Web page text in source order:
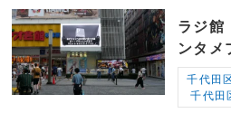
ラジ館
ンタメ
千代田
千代田